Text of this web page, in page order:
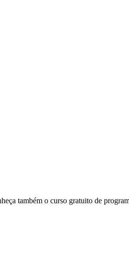
também o curso gratuito de